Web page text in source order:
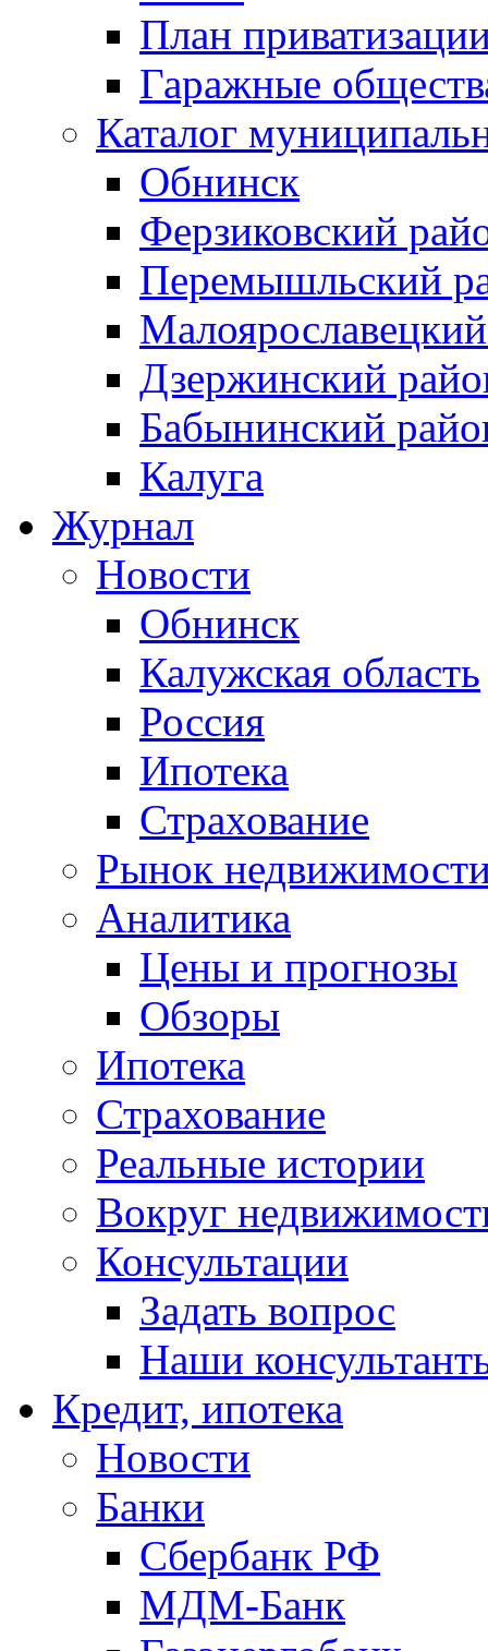
План
Гаражные
Каталог
Обнинск
Ферзиковский
Перемышльский
Дзержинский
Бабынинский
Калуга
Журнал
Новости
Обнинск
Калужская область
Россия
Ипотека
Страхование
Рынок
Аналитика
Цены и прогнозы
Обзоры
Ипотека
Страхование
Реальные истории
Вокруг
Консультации
Задать вопрос
Наши
Кредит, ипотека
Новости
Банки
Сбербанк РФ
МДМ-Банк